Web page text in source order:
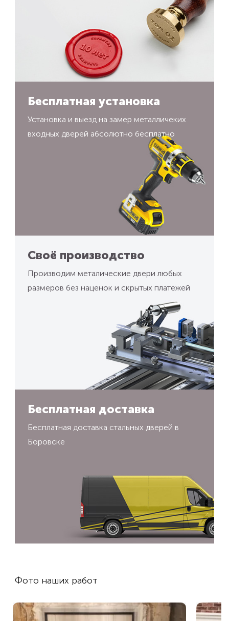
Бесплатная установка
Установка и выезд на замер металличеких
входных дверей абсолютно бесплатно
Своё производство
Производим металические двери любых
размеров без наценок и скрытых платежей
Бесплатная доставка
Бесплатная доставка стальных дверей в
Боровске
Фото наших работ